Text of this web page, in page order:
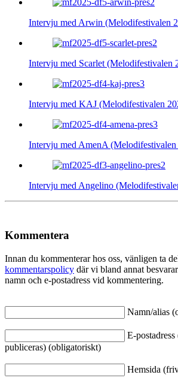
Intervju med Arwin (Melodifestivalen
Intervju med Scarlet (Melodifestivalen
Intervju med KAJ (Melodifestivalen
Intervju med AmenA (Melodifestivalen
Intervju med Angelino
Kommentera
Innan du kommenterar hos oss, vänligen ta
kommentarspolicy där vi bland annat
namn och e-postadress vid kommentering.
Namn/alias
E-
publiceras) (obligatoriskt)
Hemsida